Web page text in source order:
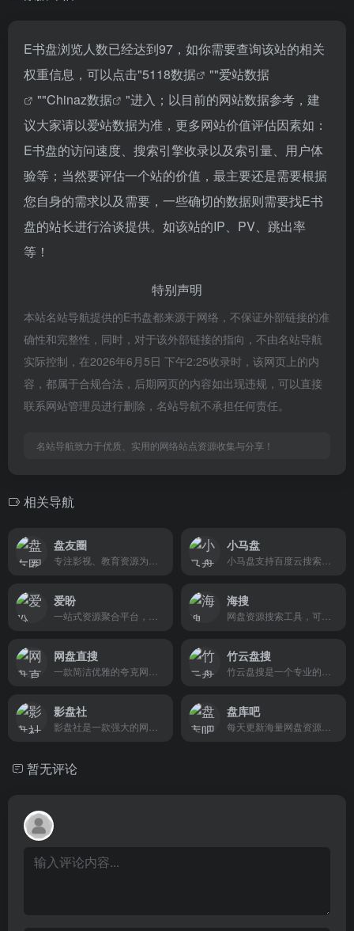
E书盘浏览人数已经达到97，如你需要查询该站的相关
权重信息，可以点击"5118数据 ""爱站数据
""Chinaz数据
"进入；以目前的网站数据参考，建
议大家请以爱站数据为准，更多网站价值评估因素如：
E书盘的访问速度、搜索引擎收录以及索引量、用户体
验等；当然要评估一个站的价值，最主要还是需要根据
您自身的需求以及需要，一些确切的数据则需要找E书
盘的站长进行洽谈提供。如该站的IP、PV、跳出率
等！
特别声明
本站名站导航提供的E书盘都来源于网络，不保证外部链接的准
确性和完整性，同时，对于该外部链接的指向，不由名站导航
实际控制，在2026年6月5日 下午2:25收录时，该网页上的内
容，都属于合规合法，后期网页的内容如出现违规，可以直接
联系网站管理员进行删除，名站导航不承担任何责任。
名站导航致力于优质、实用的网络站点资源收集与分享！
相关导航
盘友圈 小马盘
爱盼 海搜
网盘直搜 竹云盘搜
影盘社 盘库吧
暂无评论